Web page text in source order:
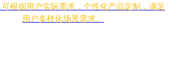
根据用户实际需求，个性化产品定制，满足
用户多样化场景需求。